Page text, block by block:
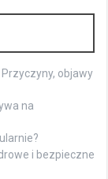
objawy
na
i bezpieczne